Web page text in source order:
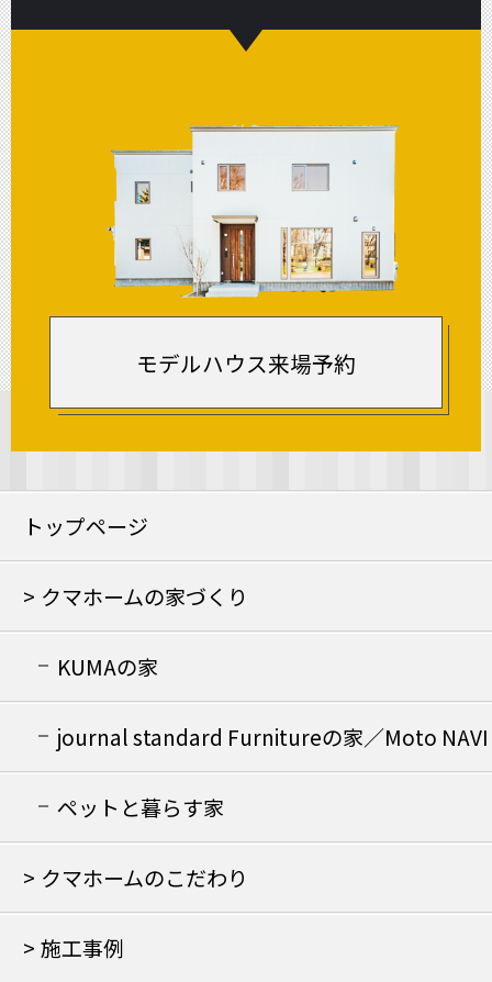
モデルハウス来場予約
トップページ
クマホームの家づくり
KUMAの家
journal standard Furnitureの家／Moto NAVI
の家
ペットと暮らす家
クマホームのこだわり
施工事例